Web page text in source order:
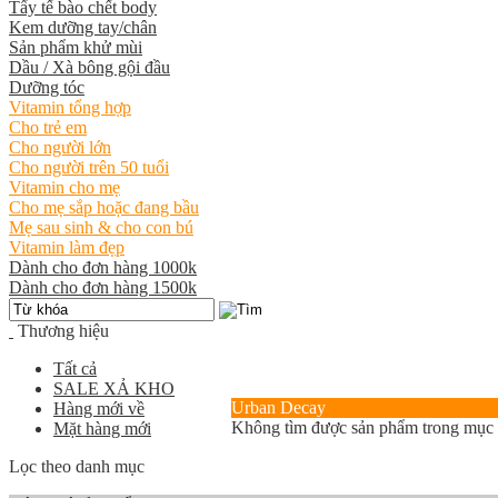
Tẩy tế bào chết body
Kem dưỡng tay/chân
Sản phẩm khử mùi
Dầu / Xà bông gội đầu
Dưỡng tóc
Vitamin tổng hợp
Cho trẻ em
Cho người lớn
Cho người trên 50 tuổi
Vitamin cho mẹ
Cho mẹ sắp hoặc đang bầu
Mẹ sau sinh & cho con bú
Vitamin làm đẹp
Dành cho đơn hàng 1000k
Dành cho đơn hàng 1500k
Thương hiệu
Tất cả
SALE XẢ KHO
Hàng mới về
Mặt hàng mới
Lọc theo danh mục
Urban Decay
Không tìm được sản phẩm trong mục